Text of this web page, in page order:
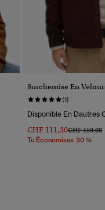
Surchemise En
(1)
Disponible En Dautres
CHF 111,30Prix Réduit
CHF 159,00
Tu Économises 30 %